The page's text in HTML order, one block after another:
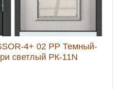
4+ 02 PP Темный-
светлый РК-11N